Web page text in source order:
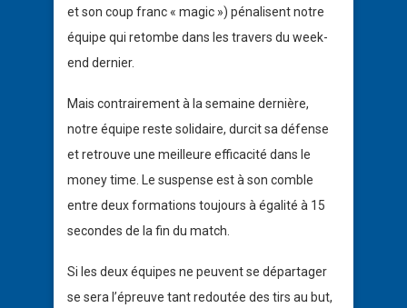
et son coup franc « magic ») pénalisent notre
équipe qui retombe dans les travers du week-
end dernier.
Mais contrairement à la semaine dernière,
notre équipe reste solidaire, durcit sa défense
et retrouve une meilleure efficacité dans le
money time. Le suspense est à son comble
entre deux formations toujours à égalité à 15
secondes de la fin du match.
Si les deux équipes ne peuvent se départager
se sera l’épreuve tant redoutée des tirs au but,